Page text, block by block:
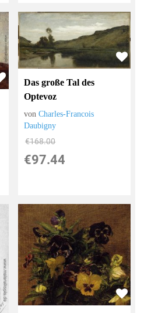
Das große Tal des
Optevoz
vonCharles-Francois
Daubigny
€168.00
€97.44